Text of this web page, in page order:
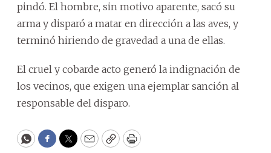
pindó. El hombre, sin motivo aparente, sacó su
arma y disparó a matar en dirección a las aves, y
terminó hiriendo de gravedad a una de ellas.
El cruel y cobarde acto generó la indignación de
los vecinos, que exigen una ejemplar sanción al
responsable del disparo.
WhatsApp
Facebook
Twitter
EmailCopyPrint